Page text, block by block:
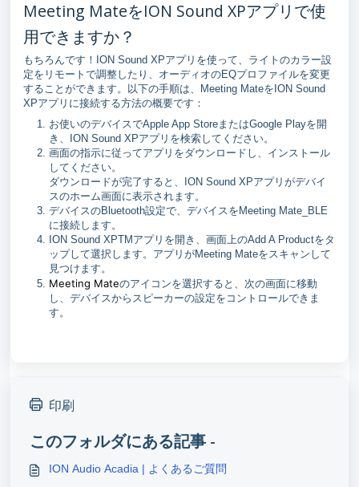
Meeting MateをION Sound XPアプリで使
用できますか？
もちろんです！ION Sound XPアプリを使って、ライトのカラー設
定をリモートで調整したり、オーディオのEQプロファイルを変更
することができます。以下の手順は、Meeting MateをION Sound
XPアプリに接続する方法の概要です：
お使いのデバイスでApple App StoreまたはGoogle Playを開
き、ION Sound XPアプリを検索してください。
画面の指示に従ってアプリをダウンロードし、インストール
してください。
ダウンロードが完了すると、ION Sound XPアプリがデバイ
スのホーム画面に表示されます。
デバイスのBluetooth設定で、デバイスをMeeting Mate_BLE
に接続します。
ION Sound XPTMアプリを開き、画面上のAdd A Productをタ
ップして選択します。アプリがMeeting Mateをスキャンして
見つけます。
Meeting Mateのアイコンを選択すると、次の画面に移動
し、デバイスからスピーカーの設定をコントロールできま
す。
印刷
このフォルダにある記事 -
ION Audio Acadia | よくあるご質問